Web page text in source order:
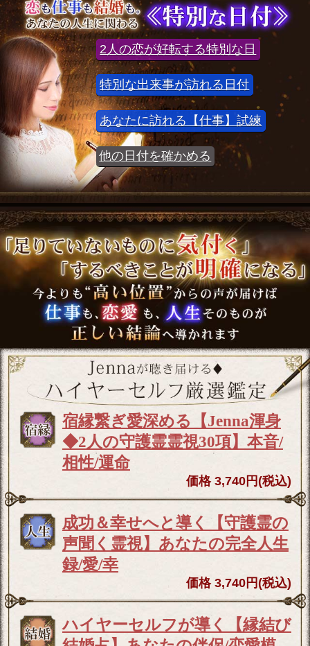
2人の恋が好転する特別な日
特別な出来事が訪れる日付
あなたに訪れる【仕事】試練
他の日付を確かめる
宿縁繋ぎ愛深める【Jenna渾身
◆2人の守護霊霊視30項】本音/
相性/運命
価格 3,740円(税込)
成功＆幸せへと導く【守護霊の
声聞く霊視】あなたの完全人生
録/愛/幸
価格 3,740円(税込)
ハイヤーセルフが導く【縁結び